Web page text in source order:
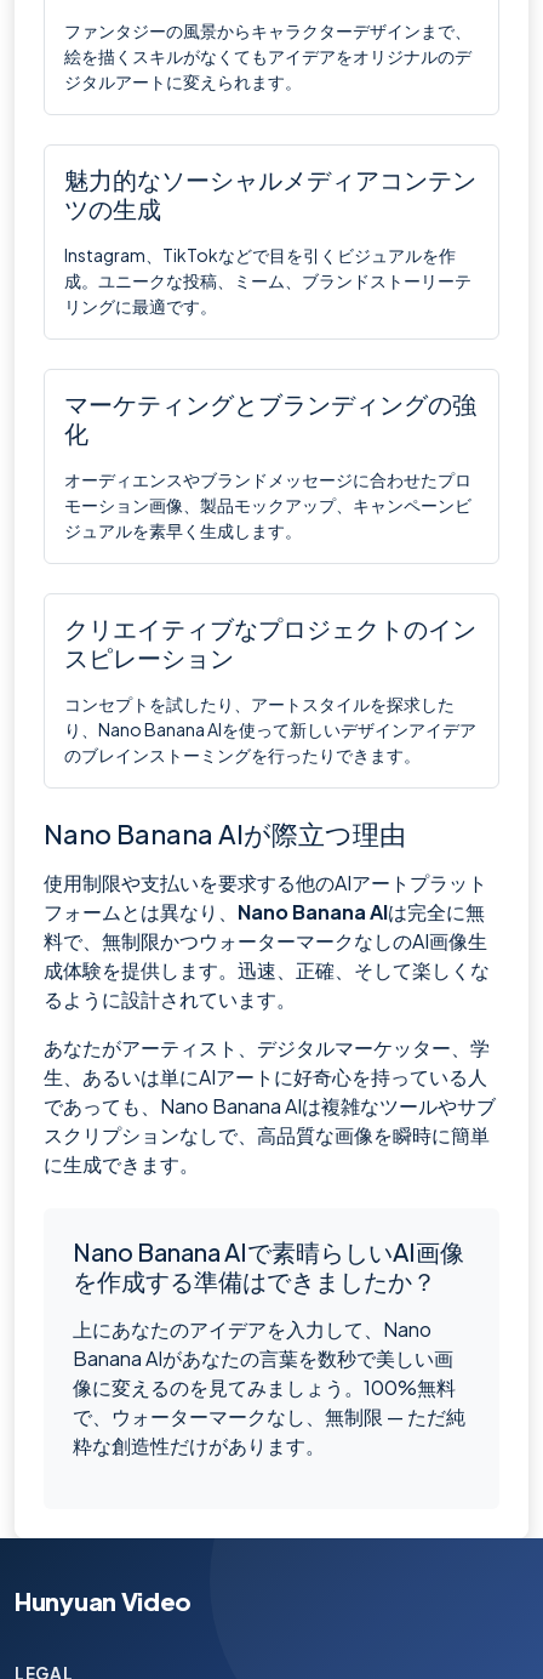
ファンタジーの風景からキャラクターデザインまで、
絵を描くスキルがなくてもアイデアをオリジナルのデ
ジタルアートに変えられます。
魅力的なソーシャルメディアコンテン
ツの生成
Instagram、TikTokなどで目を引くビジュアルを作
成。ユニークな投稿、ミーム、ブランドストーリーテ
リングに最適です。
マーケティングとブランディングの強
化
オーディエンスやブランドメッセージに合わせたプロ
モーション画像、製品モックアップ、キャンペーンビ
ジュアルを素早く生成します。
クリエイティブなプロジェクトのイン
スピレーション
コンセプトを試したり、アートスタイルを探求した
り、Nano Banana AIを使って新しいデザインアイデア
のブレインストーミングを行ったりできます。
Nano Banana AIが際立つ理由
使用制限や支払いを要求する他のAIアートプラット
フォームとは異なり、 Nano Banana AIは完全に無
料で、無制限かつウォーターマークなしのAI画像生
成体験を提供します。迅速、正確、そして楽しくな
るように設計されています。
あなたがアーティスト、デジタルマーケッター、学
生、あるいは単にAIアートに好奇心を持っている人
であっても、Nano Banana AIは複雑なツールやサブ
スクリプションなしで、高品質な画像を瞬時に簡単
に生成できます。
Nano Banana AIで素晴らしいAI画像
を作成する準備はできましたか？
上にあなたのアイデアを入力して、Nano
Banana AIがあなたの言葉を数秒で美しい画
像に変えるのを見てみましょう。100%無料
で、ウォーターマークなし、無制限 — ただ純
粋な創造性だけがあります。
Hunyuan Video
LEGAL